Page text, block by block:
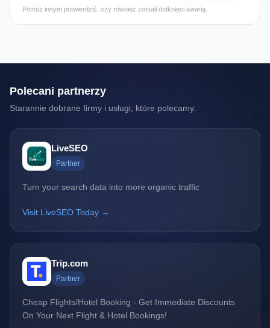
Pomóż innym potwierdzić, czy również zostali dotknięci awarią.
Polecani partnerzy
Starannie dobrane firmy i usługi, które polecamy.
LiveSEO
Partner
Turn your search data into more organic traffic
Visit LiveSEO Today →
Trip.com
Partner
Cheap Flights/Hotel Booking - Get Immediate Discounts
On Your Next Flight & Hotel Bookings!